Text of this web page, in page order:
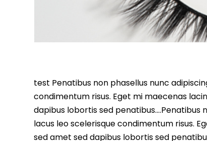
test Penatibus non phasellus nunc
condimentum risus. Eget mi maecenas
dapibus lobortis sed penatibus….Penatibus
lacus leo scelerisque condimentum risus.
sed amet sed dapibus lobortis sed